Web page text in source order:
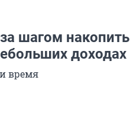
шагом накопить
доходах
время